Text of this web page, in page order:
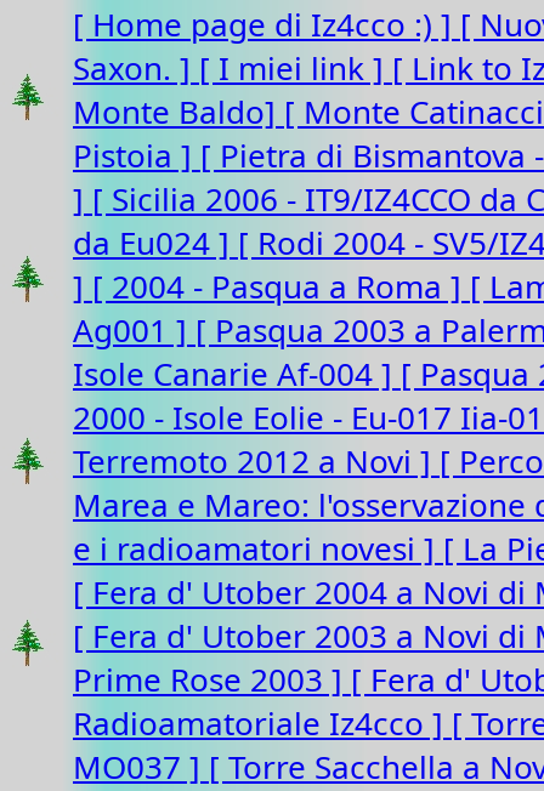
[ Home page di Iz4cco :) ] [
Saxon. ] [ I miei link ] [ Link to
Monte Baldo] [ Monte
Pistoia ] [ Pietra di Bismantova
] [ Sicilia 2006 - IT9/IZ4CCO da
da Eu024 ] [ Rodi 2004 - SV5/
] [ 2004 - Pasqua a Roma ] [
Ag001 ] [ Pasqua 2003 a
Isole Canarie Af-004 ] [ Pasqua
2000 - Isole Eolie - Eu-017 Iia-
Terremoto 2012 a Novi ] [
Marea e Mareo:
e i radioamatori novesi ] [ La
[ Fera d' Utober 2004 a Novi
[ Fera d' Utober 2003 a Novi
Prime Rose 2003 ] [ Fera d'
Radioamatoriale Iz4cco ] [
MO037 ] [ Torre Sacchella a